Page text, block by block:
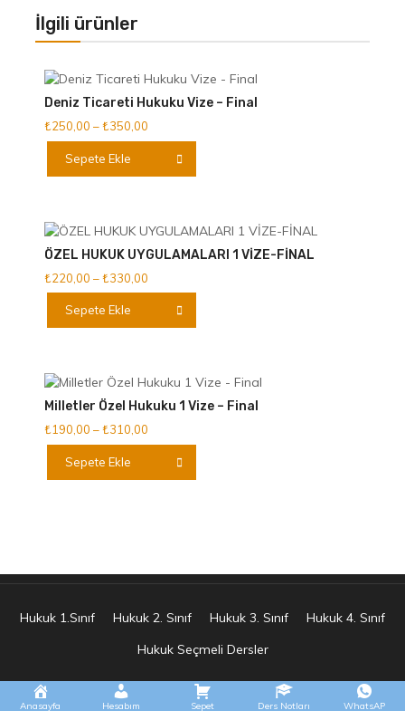
İlgili ürünler
Deniz Ticareti Hukuku Vize – Final
₺250,00 –₺350,00Fiyat
aralığı:
₺250,00
-
Sepete Ekle
varyasyonu
Seçenekler
ÖZEL HUKUK UYGULAMALARI 1 VİZE-FİNAL
₺220,00 –₺330,00Fiyat
aralığı:
₺220,00
-
Sepete Ekle
varyasyonu
Seçenekler
Milletler Özel Hukuku 1 Vize – Final
₺190,00 –₺310,00Fiyat
aralığı:
₺190,00
-
Sepete Ekle
seçilebilir
Hukuk 1.Sınıf Hukuk 2. Sınıf Hukuk 3. Sınıf
Hukuk 4. Sınıf
Hukuk Seçmeli Dersler
E.s Tasarım Tüm Hakları Saklıdır 2025 © Hukuknotunuz|Theme:
Anasayfa Hesabım Sepet Ders Notları WhatsAP